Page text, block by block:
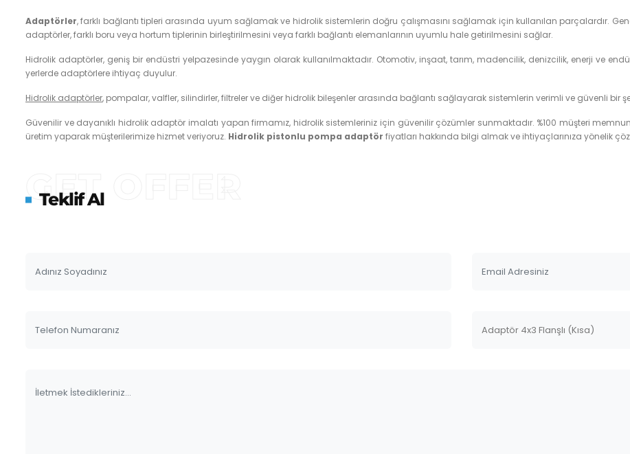
Adaptörler, farklı bağlantı tipleri arasında uyum sağlamak ve hidrolik sistemlerin doğru çalışmasını sağlamak için kullanılan parçalardır.
adaptörler, farklı boru veya hortum tiplerinin birleştirilmesini veya farklı bağlantı elemanlarının uyumlu hale getirilmesini sağlar.
Hidrolik adaptörler, geniş bir endüstri yelpazesinde yaygın olarak kullanılmaktadır. Otomotiv, inşaat, tarım, madencilik, denizcilik, enerji ve
yerlerde adaptörlere ihtiyaç duyulur.
Hidrolik adaptörler, pompalar, valfler, silindirler, filtreler ve diğer hidrolik bileşenler arasında bağlantı sağlayarak sistemlerin verimli ve güvenli bir
Güvenilir ve dayanıklı hidrolik adaptör imalatı yapan firmamız, hidrolik sistemleriniz için güvenilir çözümler sunmaktadır. %100 müşteri
üretim yaparak müşterilerimize hizmet veriyoruz. Hidrolik pistonlu pompa adaptör fiyatları hakkında bilgi almak ve ihtiyaçlarınıza yönelik
GET OFFER
Teklif Al